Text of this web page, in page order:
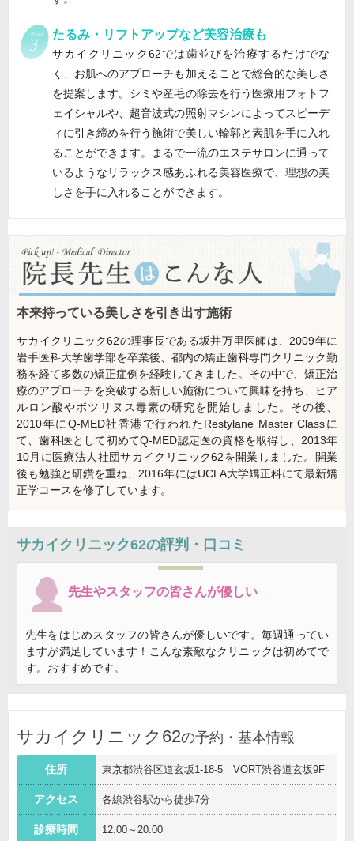
たるみ・リフトアップなど美容治療も
サカイクリニック62では歯並びを治療するだけでな
く、お肌へのアプローチも加えることで総合的な美しさ
を提案します。シミや産毛の除去を行う医療用フォトフ
ェイシャルや、超音波式の照射マシンによってスピーデ
ィに引き締めを行う施術で美しい輪郭と素肌を手に入れ
ることができます。まるで一流のエステサロンに通って
いるようなリラックス感あふれる美容医療で、理想の美
しさを手に入れることができます。
本来持っている美しさを引き出す施術
サカイクリニック62の理事長である坂井万里医師は、2009年に
岩手医科大学歯学部を卒業後、都内の矯正歯科専門クリニック勤
務を経て多数の矯正症例を経験してきました。その中で、矯正治
療のアプローチを突破する新しい施術について興味を持ち、ヒア
ルロン酸やボツリヌス毒素の研究を開始しました。その後、
2010年にQ-MED社香港で行われたRestylane Master Classに
て、歯科医として初めてQ-MED認定医の資格を取得し、2013年
10月に医療法人社団サカイクリニック62を開業しました。開業
後も勉強と研鑽を重ね、2016年にはUCLA大学矯正科にて最新矯
正学コースを修了しています。
サカイクリニック62の評判・口コミ
先生やスタッフの皆さんが優しい
先生をはじめスタッフの皆さんが優しいです。毎週通ってい
ますが満足しています！こんな素敵なクリニックは初めてで
す。おすすめです。
サカイクリニック62の予約・基本情報
住所 東京都渋谷区道玄坂1-18-5 VORT渋谷道玄坂9F
アクセス 各線渋谷駅から徒歩7分
診療時間 12:00～20:00